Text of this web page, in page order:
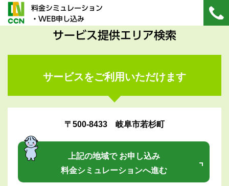
料金シミュレーション
・WEB申し込み
サービス提供エリア検索
サービスをご利用いただけます
〒500-8433 岐阜市若杉町
上記の地域で お申し込み
料金シミュレーションへ進む